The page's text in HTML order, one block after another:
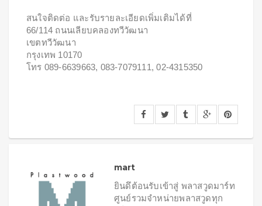
สนใจติดต่อ และรับรายละเอียดเพิ่มเติมได้ที่
66/114 ถนนเลียบคลองทวีวัฒนา
เขตทวีวัฒนา
กรุงเทพ 10170
โทร 089-6639663, 083-7079111, 02-4315350
mart
ยินดึต้อนรับเข้าสู่ พลาสวูดมาร์ท
ศูนย์รวมจำหน่ายพลาสวูดทุก